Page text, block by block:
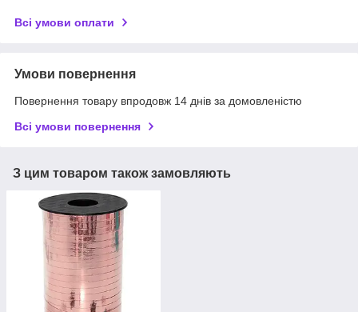
Всі умови оплати
Умови повернення
Повернення товару впродовж 14 днів за домовленістю
Всі умови повернення
З цим товаром також замовляють